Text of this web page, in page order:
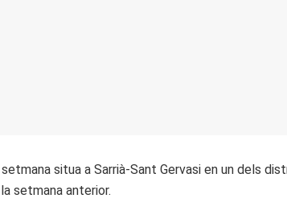
situa a Sarrià-Sant Gervasi en un dels
setmana anterior.